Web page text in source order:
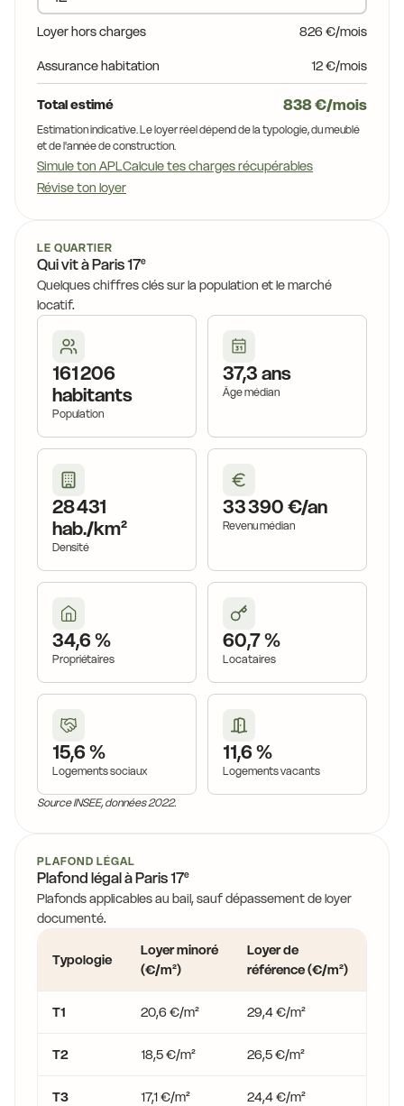
Loyer hors charges 826 €/mois
Assurance habitation 12 €/mois
Total estimé 838 €/mois
Estimation indicative. Le loyer réel dépend de la typologie, du meublé
et de l'année de construction.
Simule ton APLCalcule tes charges récupérables
Révise ton loyer
LE QUARTIER
Qui vit àParis 17e
Quelques chiffres clés sur la population et le marché
locatif.
161 206
habitants
Population
37,3 ans
Âge médian
28 431
hab./km²
Densité
33 390 €/an
Revenu médian
34,6 %
Propriétaires
60,7 %
Locataires
15,6 %
Logements sociaux
11,6 %
Logements vacants
Source INSEE, données 2022.
PLAFOND LÉGAL
Plafond légal àParis 17e
Plafonds applicables au bail, sauf dépassement de loyer
documenté.
Typologie
Loyer minoré
(€/m²)
Loyer de
référence (€/m²)
T1 20,6 €/m² 29,4 €/m²
T2 18,5 €/m² 26,5 €/m²
T3 17,1 €/m² 24,4 €/m²